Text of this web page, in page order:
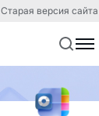
Старая версия сайта